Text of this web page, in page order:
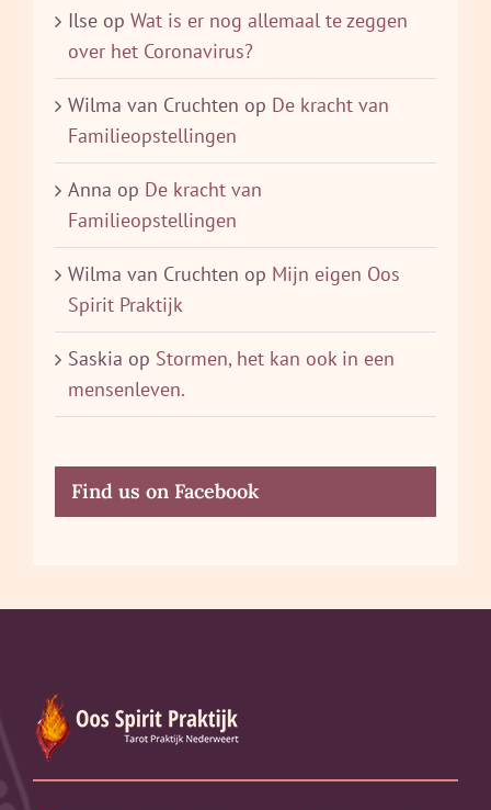
Ilse op Wat is er nog allemaal te zeggen
over het Coronavirus?
Wilma van Cruchten op De kracht van
Familieopstellingen
Anna op De kracht van
Familieopstellingen
Wilma van Cruchten op Mijn eigen Oos
Spirit Praktijk
Saskia op Stormen, het kan ook in een
mensenleven.
Find us on Facebook